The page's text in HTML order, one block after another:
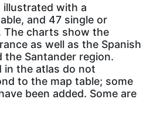
illustrated with a
and 47 single or
The charts show the
as well as the Spanish
the Santander region.
in the atlas do not
to the map table; some
been added. Some are